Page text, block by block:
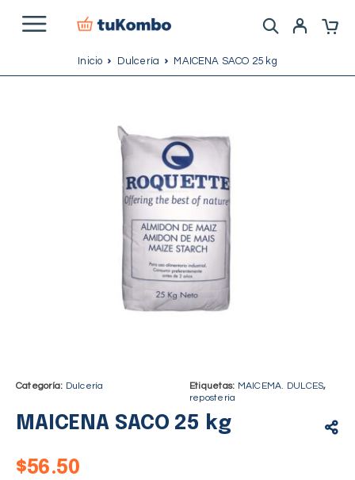
Inicio Dulcería MAICENA SACO 25 kg
Categoría: Dulcería Etiquetas: MAICEMA. DULCES,
reposteria
MAICENA SACO 25 kg
$56.50